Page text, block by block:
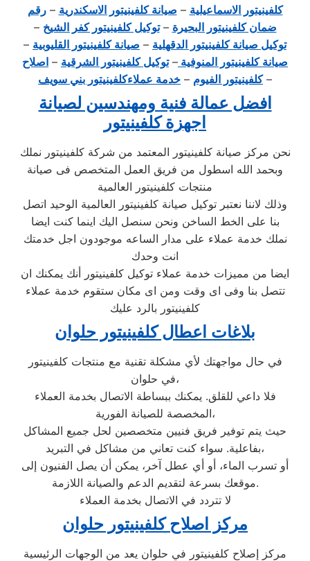
كلفينيتور الاسماعيلية – صيانة كلفينيتور الاسكندرية –رقم
ضمان كلفينيتور البحيرة –توكيل كلفينيتور كفر الشيخ –
توكيل صيانة كلفينيتور الدقهلية – صيانة كلفينيتور القليوبية –
صيانة كلفينيتور المنوفية –توكيل كلفينيتور الشرقية – اصلاح
كلفينيتور الفيوم – خدمة عملاءكلفينيتور بني سويف –
افضل عمالة فنية ومهندسين لصيانة
اجهزة كلفينيتور
نحن مركز صيانة كلفينيتور المعتمد من شركة كلفينيتور نملك
وبحمد الله اسطول من فريق العمل المتخصص فى صيانة
منتجات كلفينيتور العالمية
وذلك لاننا نعتبر توكيل صيانة كلفينيتور العالمية الوحيد اتصل
بنا على الخط الساخن ونحن سنصل اليك اينما كنت ايضا
نملك خدمة عملاء على مدار الساعه موجودون اجل خدمتك
انت وحدك
ايضا من مميزات خدمة عملاء توكيل كلفينيتور أنك يمكنك ان
تتصل بنا وفى اى وقت ومن اى مكان ستقوم خدمة عملاء
كلفينيتور بالرد عليك
بلاغات اعطال كلفينيتور حلوان
في حال مواجهتك لأي مشكلة تقنية مع منتجات كلفينيتور
في حلوان،
فلا داعي للقلق. يمكنك ببساطة الاتصال بخدمة العملاء
المخصصة للصيانة الفورية،
حيث يتم توفير فريق فنيين متخصصين لحل جميع المشاكل
بفاعلية. سواء كنت تعاني من مشاكل في التبريد،
أو تسرب الماء، أو أي عطل آخر، يمكن أن يصل الفنيون إلى
موقعك بسرعة لتقديم الدعم والصيانة اللازمة.
لا تتردد في الاتصال بخدمة العملاء
مركز اصلاح كلفينيتور حلوان
مركز إصلاح كلفينيتور في حلوان يعد من الوجهات الرئيسية